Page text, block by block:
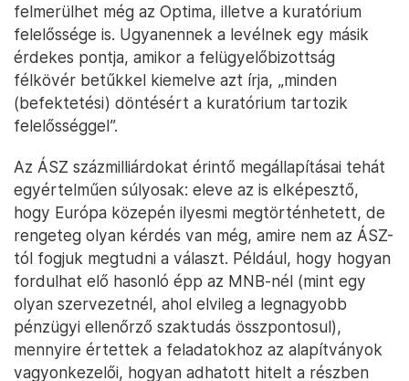
felmerülhet még az Optima, illetve a kuratórium
felelőssége is. Ugyanennek a levélnek egy másik
érdekes pontja, amikor a felügyelőbizottság
félkövér betűkkel kiemelve azt írja, „minden
(befektetési) döntésért a kuratórium tartozik
felelősséggel”.
Az ÁSZ százmilliárdokat érintő megállapításai tehát
egyértelműen súlyosak: eleve az is elképesztő,
hogy Európa közepén ilyesmi megtörténhetett, de
rengeteg olyan kérdés van még, amire nem az ÁSZ-
tól fogjuk megtudni a választ. Például, hogy hogyan
fordulhat elő hasonló épp az MNB-nél (mint egy
olyan szervezetnél, ahol elvileg a legnagyobb
pénzügyi ellenőrző szaktudás összpontosul),
mennyire értettek a feladatokhoz az alapítványok
vagyonkezelői, hogyan adhatott hitelt a részben